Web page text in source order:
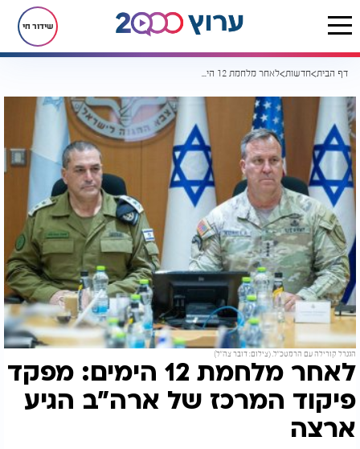
שידור חי
דף הבית חדשות לאחר מלחמת 12 הימים: מפקד פיקוד המרכז של ארה"ב הגיע ארצה
הגנרל קורילה עם הרמטכ"ל. (צילום: דובר צה"ל)
לאחר מלחמת 12 הימים: מפקד
פיקוד המרכז של ארה"ב הגיע
ארצה